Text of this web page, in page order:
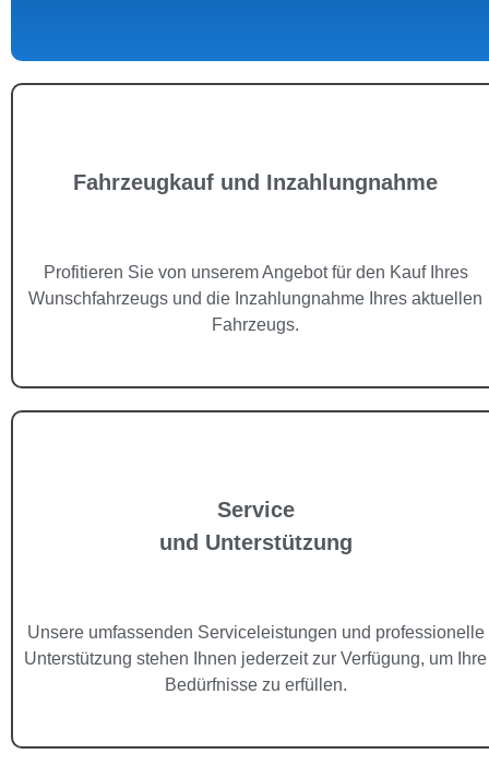
Fahrzeugkauf und Inzahlungnahme
Profitieren Sie von unserem Angebot für den Kauf Ihres
Wunschfahrzeugs und die Inzahlungnahme Ihres aktuellen
Fahrzeugs.
Service
und Unterstützung
Unsere umfassenden Serviceleistungen und professionelle
Unterstützung stehen Ihnen jederzeit zur Verfügung, um Ihre
Bedürfnisse zu erfüllen.